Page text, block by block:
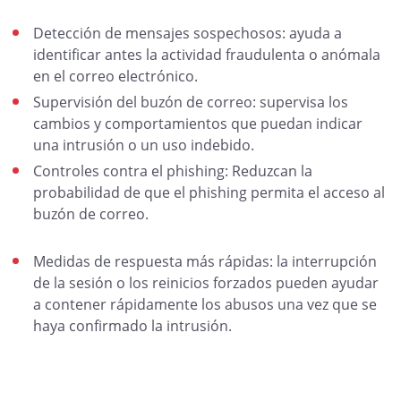
Detección de mensajes sospechosos: ayuda a
identificar antes la actividad fraudulenta o anómala
en el correo electrónico.
Supervisión del buzón de correo: supervisa los
cambios y comportamientos que puedan indicar
una intrusión o un uso indebido.
Controles contra el phishing: Reduzcan la
probabilidad de que el phishing permita el acceso al
buzón de correo.
Medidas de respuesta más rápidas: la interrupción
de la sesión o los reinicios forzados pueden ayudar
a contener rápidamente los abusos una vez que se
haya confirmado la intrusión.